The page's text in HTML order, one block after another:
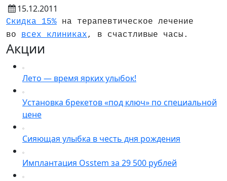
15.12.2011
Скидка 15% на терапевтическое лечение
во всех клиниках, в счастливые часы.
Акции
Лето — время ярких улыбок!
Установка брекетов «под ключ» по специальной
цене
Сияющая улыбка в честь дня рождения
Имплантация Osstem за 29 500 рублей